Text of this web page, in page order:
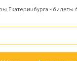
Екатеринбурга -